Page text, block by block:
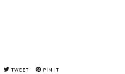
TWEET PIN IT